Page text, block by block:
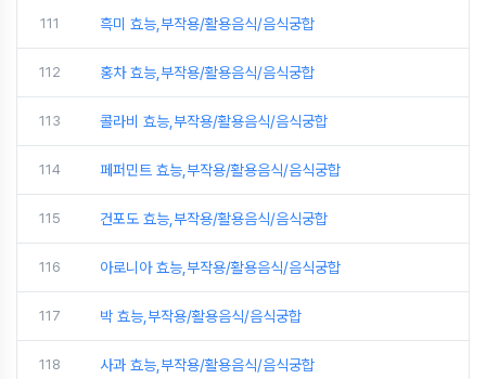
111 흑미 효능,부작용/활용음식/음식궁합
112 홍차 효능,부작용/활용음식/음식궁합
113 콜라비 효능,부작용/활용음식/음식궁합
114 페퍼민트 효능,부작용/활용음식/음식궁합
115 건포도 효능,부작용/활용음식/음식궁합
116 아로니아 효능,부작용/활용음식/음식궁합
117 박 효능,부작용/활용음식/음식궁합
118 사과 효능,부작용/활용음식/음식궁합